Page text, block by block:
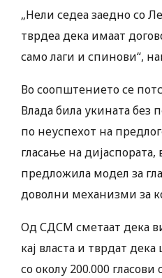
„Нели седеа заедно со
тврдеа дека имаат
само лаги и спинови“,
Во соопштението се
Влада била укината без
по неуспехот на
гласање на
предложила модел за
доволни механизми за
Од СДСМ сметаат дека
кај власта и тврдат
со околу 200.000 гласови